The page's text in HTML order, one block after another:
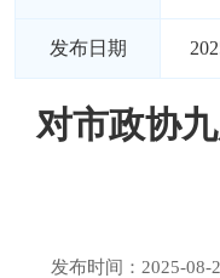
发布日期
对市政协
发布时间：2025-08-